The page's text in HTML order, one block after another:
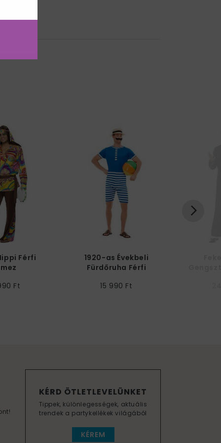
Férfi
Ft
1920-as Évekbeli
Fürdőruha Férfi
15 990 Ft
KÉRD ÖTLETLEVELÜNKET
Tippek, különlegességek, aktuális
trendek a partykellékek világából
KÉREM